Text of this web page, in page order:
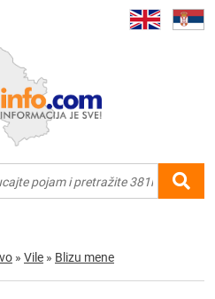
» Vile » Blizu mene